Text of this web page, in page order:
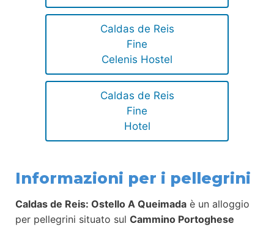
Caldas de Reis
Fine
Celenis Hostel
Caldas de Reis
Fine
Hotel
Informazioni per i pellegrini
Caldas de Reis: Ostello A Queimada è un alloggio
per pellegrini situato sul Cammino Portoghese